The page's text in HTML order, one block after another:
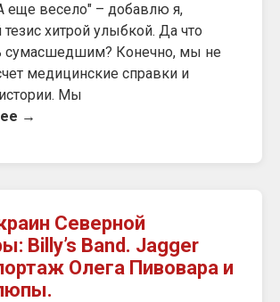
еще весело" – добавлю я,
тезис хитрой улыбкой. Да что
сумасшедшим? Конечно, мы не
медицинские справки и
Мы
→
Северной
Billy’s Band. Jagger
Олега Пивовара и